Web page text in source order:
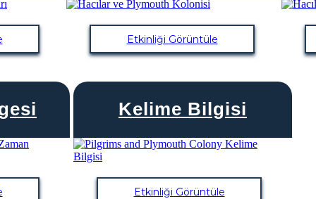
Etkinliği Görüntüle
Kelime Bilgisi
Etkinliği Görüntüle